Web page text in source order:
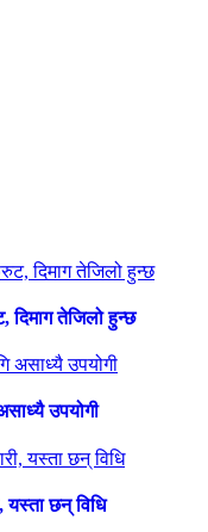
दिमाग तेजिलो हुन्छ
उपयोगी
यस्ता छन् विधि